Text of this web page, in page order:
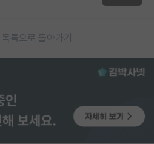
록으로 돌아가기